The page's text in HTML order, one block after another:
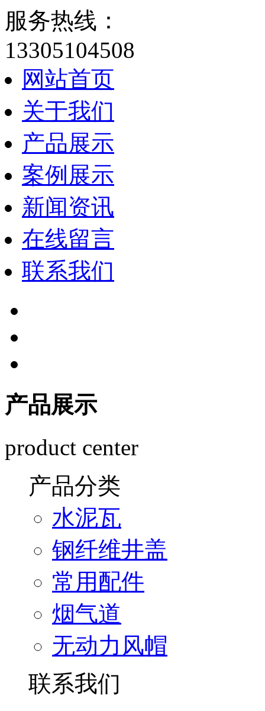
服务热线：
13305104508
网站首页
关于我们
产品展示
案例展示
新闻资讯
在线留言
联系我们
产品展示
product center
产品分类
水泥瓦
钢纤维井盖
常用配件
烟气道
无动力风帽
联系我们